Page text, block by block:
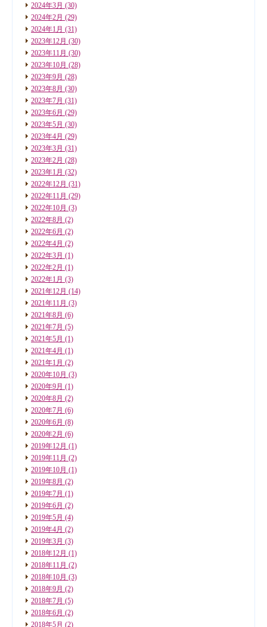
2024年3月 (30)
2024年2月 (29)
2024年1月 (31)
2023年12月 (30)
2023年11月 (30)
2023年10月 (28)
2023年9月 (28)
2023年8月 (30)
2023年7月 (31)
2023年6月 (29)
2023年5月 (30)
2023年4月 (29)
2023年3月 (31)
2023年2月 (28)
2023年1月 (32)
2022年12月 (31)
2022年11月 (29)
2022年10月 (3)
2022年8月 (2)
2022年6月 (2)
2022年4月 (2)
2022年3月 (1)
2022年2月 (1)
2022年1月 (3)
2021年12月 (14)
2021年11月 (3)
2021年8月 (6)
2021年7月 (5)
2021年5月 (1)
2021年4月 (1)
2021年1月 (2)
2020年10月 (3)
2020年9月 (1)
2020年8月 (2)
2020年7月 (6)
2020年6月 (8)
2020年2月 (6)
2019年12月 (1)
2019年11月 (2)
2019年10月 (1)
2019年8月 (2)
2019年7月 (1)
2019年6月 (2)
2019年5月 (4)
2019年4月 (2)
2019年3月 (3)
2018年12月 (1)
2018年11月 (2)
2018年10月 (3)
2018年9月 (2)
2018年7月 (5)
2018年6月 (2)
2018年5月 (2)